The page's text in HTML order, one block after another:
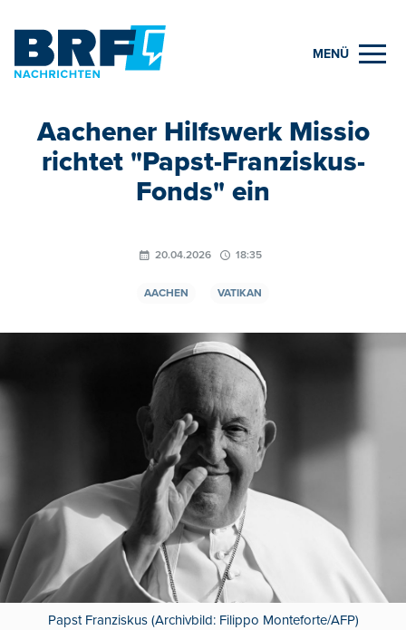
MENÜ
Aachener Hilfswerk Missio
richtet "Papst-Franziskus-
Fonds" ein
20.04.2026 18:35
AACHEN VATIKAN
Papst Franziskus (Archivbild: Filippo Monteforte/AFP)